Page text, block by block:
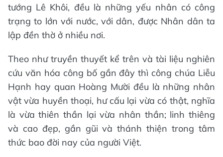
tướng Lê Khôi, đều là những yếu nhân có công
trạng to lớn với nước, với dân, được Nhân dân ta
lập đền thờ ở nhiều nơi.
Theo như truyền thuyết kể trên và tài liệu nghiên
cứu văn hóa công bố gần đây thì công chúa Liễu
Hạnh hay quan Hoàng Mười đều là những nhân
vật vừa huyền thoại, hư cấu lại vừa có thật, nghĩa
là vừa thiên thần lại vừa nhân thần; linh thiêng
và cao đẹp, gần gũi và thánh thiện trong tâm
thức bao đời nay của người Việt.